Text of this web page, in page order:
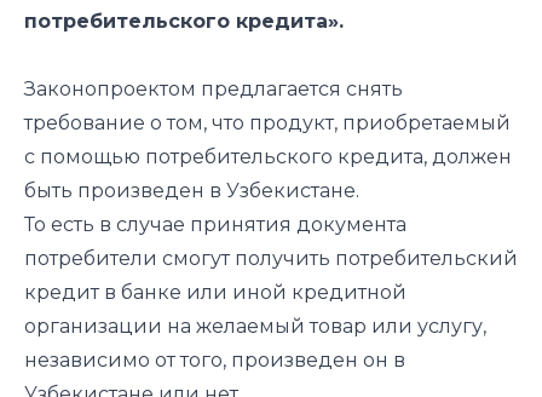
потребительского кредита».
Законопроектом предлагается снять
требование о том, что продукт, приобретаемый
с помощью потребительского кредита, должен
быть произведен в Узбекистане.
То есть в случае принятия документа
потребители смогут получить потребительский
кредит в банке или иной кредитной
организации на желаемый товар или услугу,
независимо от того, произведен он в